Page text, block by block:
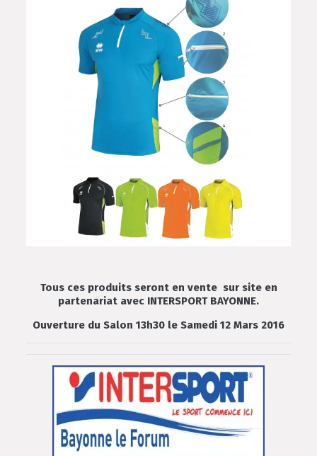
Tous ces produits seront en vente sur site en
partenariat avec INTERSPORT BAYONNE.
Ouverture du Salon 13h30 le Samedi 12 Mars 2016